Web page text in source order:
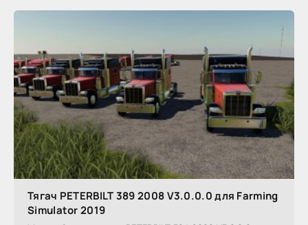
Тягач PETERBILT 389 2008 V3.0.0.0 для Farming
Simulator 2019